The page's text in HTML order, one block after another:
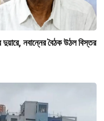
নবান্নের বৈঠক উঠল বিস্তর